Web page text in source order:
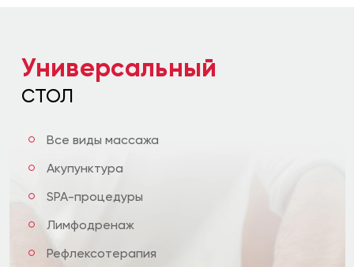
Универсальный
стол
Все виды массажа
Акупунктура
SPA-процедуры
Лимфодренаж
Рефлексотерапия